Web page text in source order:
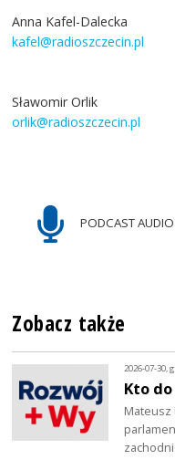
Anna Kafel-Dalecka
kafel@radioszczecin.pl
Sławomir Orlik
orlik@radioszczecin.pl
PODCAST AUDIO
Zobacz także
2026-07-30,
Kto
Mateusz